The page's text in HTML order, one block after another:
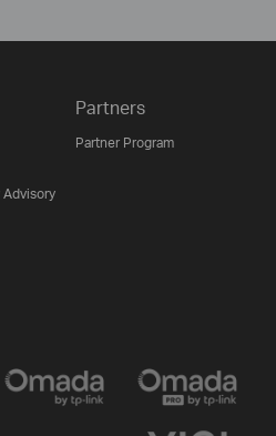
Partners
Partner Program